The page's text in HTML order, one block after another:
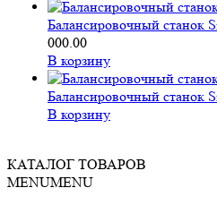
Балансировочный станок
000.00
В корзину
Балансировочный станок
В корзину
КАТАЛОГ ТОВАРОВ
MENUMENU